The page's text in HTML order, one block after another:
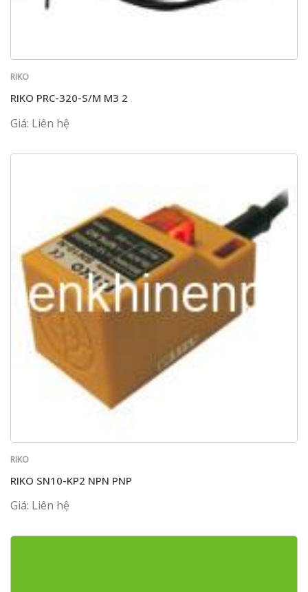
RIKO
RIKO PRC-320-S/M M3 2
Giá: Liên hệ
RIKO
RIKO SN10-KP2 NPN PNP
Giá: Liên hệ